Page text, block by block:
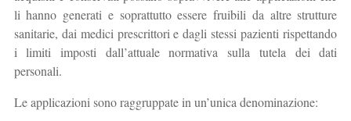
li hanno generati e soprattutto essere fruibili da altre strutture
sanitarie, dai medici prescrittori e dagli stessi pazienti rispettando
i limiti imposti dall’attuale normativa sulla tutela dei dati
personali.
Le applicazioni sono raggruppate in un’unica denominazione: